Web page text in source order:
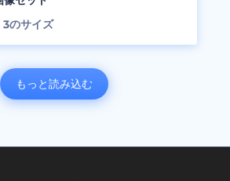
3のサイズ
もっと読み込む